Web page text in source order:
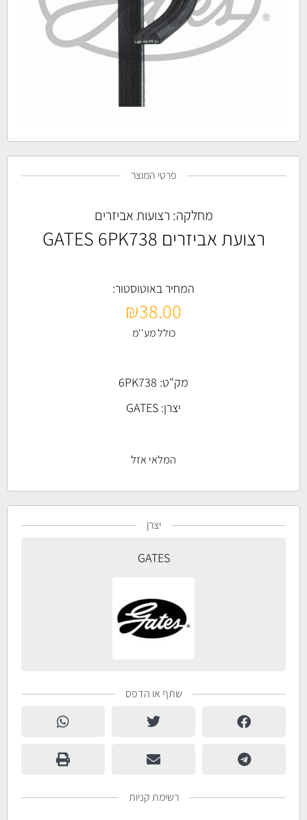
פרטי המוצר
מחלקה: רצועות אביזרים
רצועת אביזרים GATES 6PK738
המחיר באוטוסטור:
₪38.00
כולל מע''מ
מק"ט: 6PK738
יצרן: GATES
המלאי אזל
יצרן
GATES
שתף או הדפס
רשימת קניות